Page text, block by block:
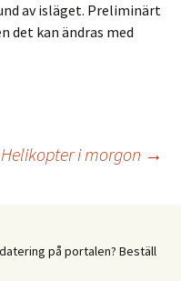
av isläget. Preliminärt
det kan ändras med
Helikopter i morgon →
på portalen? Beställ